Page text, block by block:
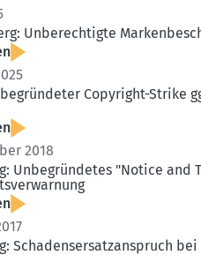
Unberech­tigte
Copyright-
2018
Unbegrün­detes "Notice and
Schadens­er­satz­an­spruch